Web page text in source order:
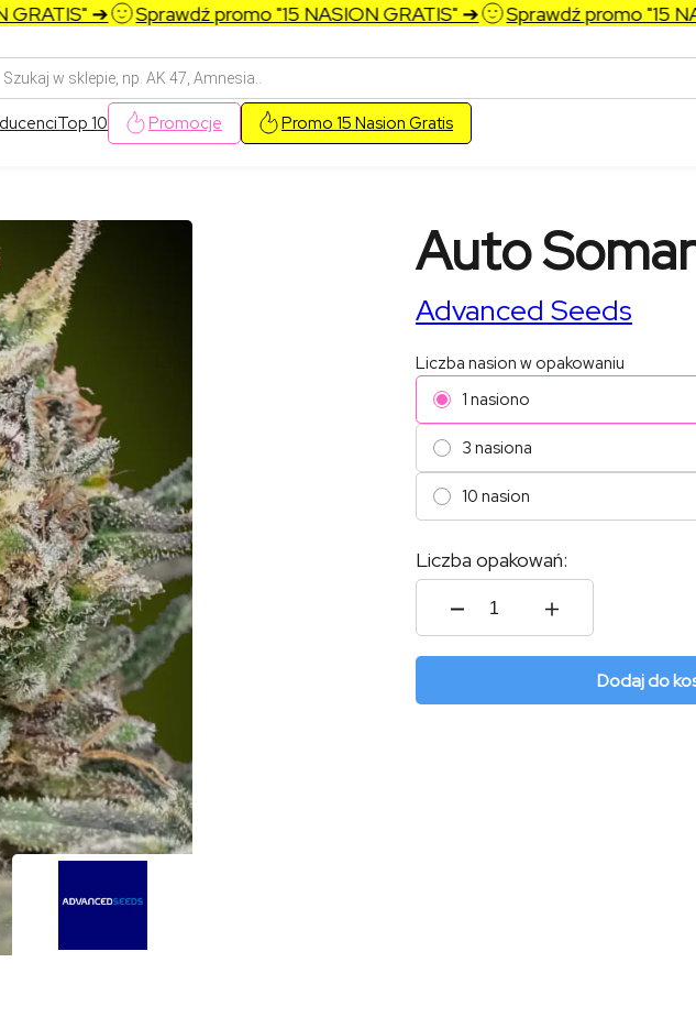
➔ Sprawdź promo "15 NASION GRATIS" ➔ Sprawdź promo "15
Top 10 Promocje Promo 15 Nasion Gratis
Auto
Advanced Seeds
Liczba nasion w opakowaniu
1 nasiono
3 nasiona
10 nasion
Liczba opakowań:
ilość
Auto
Somango
Dodaj do